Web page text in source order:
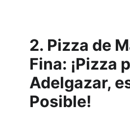
2. Pizza de
Fina: ¡Pizza
Adelgazar,
Posible!